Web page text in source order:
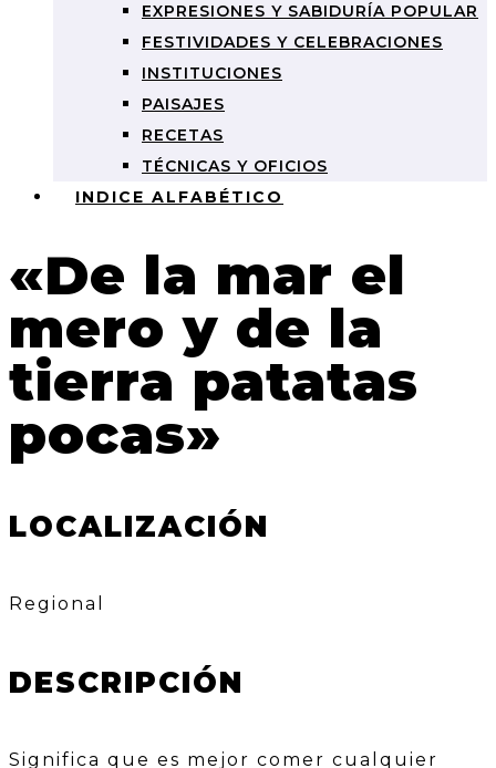
EXPRESIONES Y SABIDURÍA POPULAR
FESTIVIDADES Y CELEBRACIONES
INSTITUCIONES
PAISAJES
RECETAS
TÉCNICAS Y OFICIOS
INDICE ALFABÉTICO
«De la mar el
mero y de la
tierra patatas
pocas»
LOCALIZACIÓN
Regional
DESCRIPCIÓN
Significa que es mejor comer cualquier